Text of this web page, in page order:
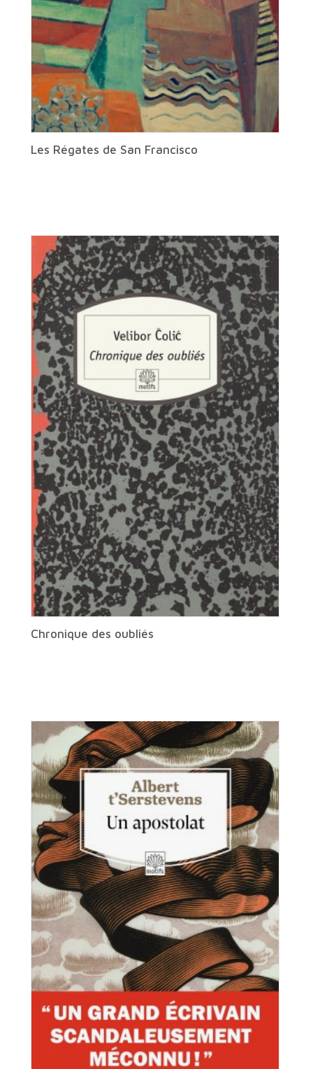
Les Régates de San Francisco
Chronique des oubliés